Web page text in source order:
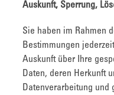
Auskunft, Sperrung,
Sie haben im Rahmen
Bestimmungen
Auskunft über Ihre
Daten, deren Herkunft
Datenverarbeitung und